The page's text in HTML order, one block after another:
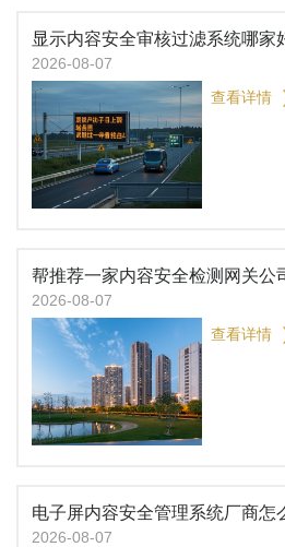
2026-08-07
查看详情
2026-08-07
查看详情
2026-08-07